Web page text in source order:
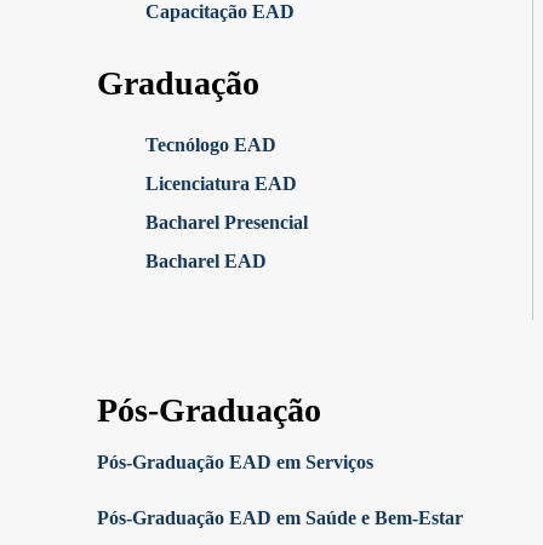
Capacitação EAD
Graduação
Tecnólogo EAD
Licenciatura EAD
Bacharel Presencial
Bacharel EAD
Pós-Graduação
Pós-Graduação EAD em Serviços
Pós-Graduação EAD em Saúde e Bem-Estar